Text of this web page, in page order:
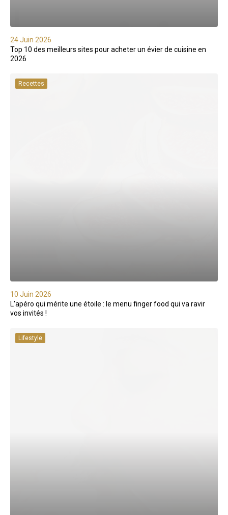
24 Juin 2026
Top 10 des meilleurs sites pour acheter un évier de cuisine en
2026
Recettes
10 Juin 2026
L'apéro qui mérite une étoile : le menu finger food qui va ravir
vos invités !
Lifestyle